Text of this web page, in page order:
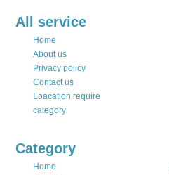
All service
Home
About us
Privacy policy
Contact us
Loacation require
category
Category
Home